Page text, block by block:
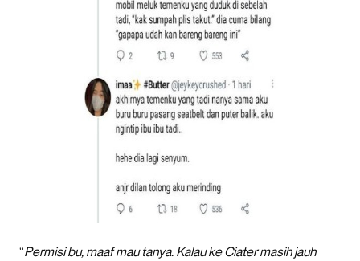
“Permisi bu, maaf mau tanya. Kalau ke Ciater masih jauh